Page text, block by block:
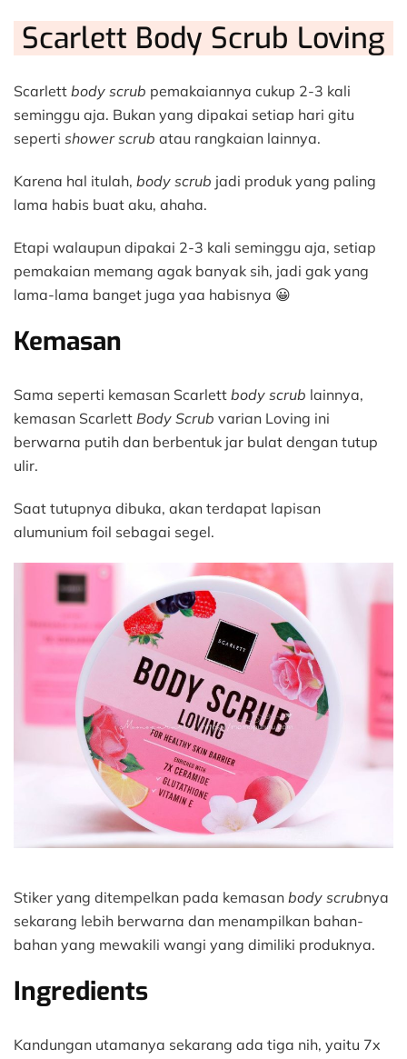
Scarlett Body Scrub Loving
Scarlett body scrub pemakaiannya cukup 2-3 kali
seminggu aja. Bukan yang dipakai setiap hari gitu
seperti shower scrub atau rangkaian lainnya.
Karena hal itulah, body scrub jadi produk yang paling
lama habis buat aku, ahaha.
Etapi walaupun dipakai 2-3 kali seminggu aja, setiap
pemakaian memang agak banyak sih, jadi gak yang
lama-lama banget juga yaa habisnya 😀
Kemasan
Sama seperti kemasan Scarlett body scrub lainnya,
kemasan Scarlett Body Scrub varian Loving ini
berwarna putih dan berbentuk jar bulat dengan tutup
ulir.
Saat tutupnya dibuka, akan terdapat lapisan
alumunium foil sebagai segel.
Stiker yang ditempelkan pada kemasan body scrubnya
sekarang lebih berwarna dan menampilkan bahan-
bahan yang mewakili wangi yang dimiliki produknya.
Ingredients
Kandungan utamanya sekarang ada tiga nih, yaitu 7x